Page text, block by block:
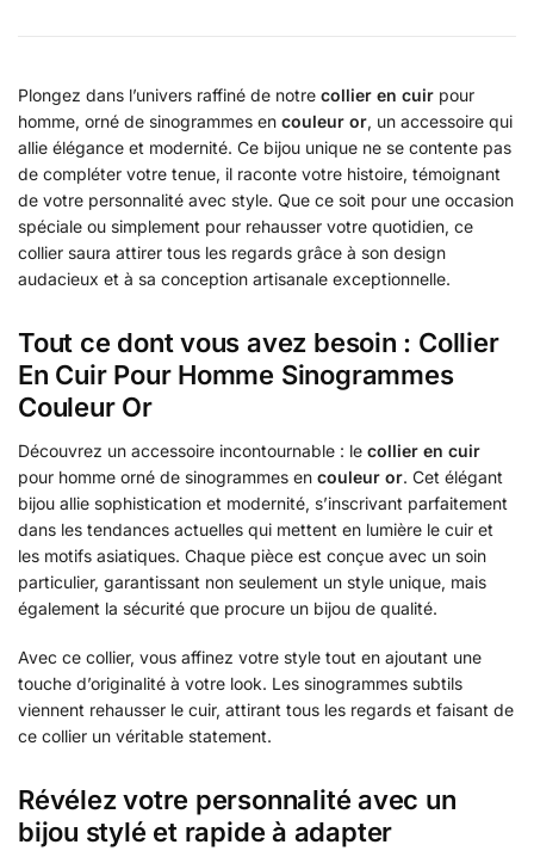
Plongez dans l’univers raffiné de notre collier en cuir pour
homme, orné de sinogrammes en couleur or, un accessoire qui
allie élégance et modernité. Ce bijou unique ne se contente pas
de compléter votre tenue, il raconte votre histoire, témoignant
de votre personnalité avec style. Que ce soit pour une occasion
spéciale ou simplement pour rehausser votre quotidien, ce
collier saura attirer tous les regards grâce à son design
audacieux et à sa conception artisanale exceptionnelle.
Tout ce dont vous avez besoin : Collier
En Cuir Pour Homme Sinogrammes
Couleur Or
Découvrez un accessoire incontournable : le collier en cuir
pour homme orné de sinogrammes en couleur or. Cet élégant
bijou allie sophistication et modernité, s’inscrivant parfaitement
dans les tendances actuelles qui mettent en lumière le cuir et
les motifs asiatiques. Chaque pièce est conçue avec un soin
particulier, garantissant non seulement un style unique, mais
également la sécurité que procure un bijou de qualité.
Avec ce collier, vous affinez votre style tout en ajoutant une
touche d’originalité à votre look. Les sinogrammes subtils
viennent rehausser le cuir, attirant tous les regards et faisant de
ce collier un véritable statement.
Révélez votre personnalité avec un
bijou stylé et rapide à adapter